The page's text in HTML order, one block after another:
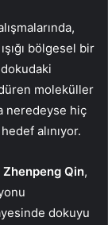
bölgesel bir
moleküller
neredeyse hiç
alınıyor.
Zhenpeng Qin,
dokuyu